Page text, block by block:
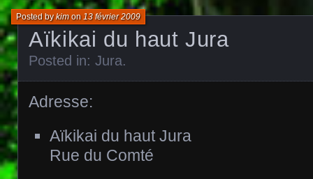
Aïkikai du haut Jura
Posted bykimon 13 février 2009
Posted in: Jura.
Adresse:
Aïkikai du haut Jura
Rue du Comté